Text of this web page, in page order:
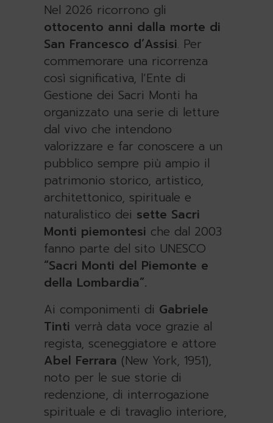
Nel 2026 ricorrono gli
ottocento anni dalla morte di
San Francesco d’Assisi. Per
commemorare una ricorrenza
così significativa, l’Ente di
Gestione dei Sacri Monti ha
organizzato una serie di letture
dal vivo che intendono
valorizzare e far conoscere a un
pubblico sempre più ampio il
patrimonio storico, artistico,
architettonico, spirituale e
naturalistico dei sette Sacri
Monti piemontesi che dal 2003
fanno parte del sito UNESCO
“Sacri Monti del Piemonte e
della Lombardia”.
Ai componimenti di Gabriele
Tinti verrà data voce grazie al
regista, sceneggiatore e attore
Abel Ferrara (New York, 1951),
noto per le sue storie di
redenzione, di interrogazione
spirituale e di travaglio interiore,